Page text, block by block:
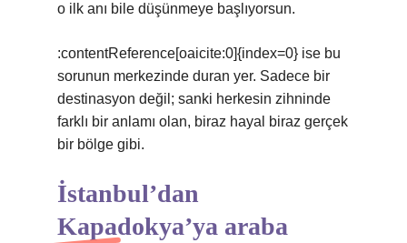
o ilk anı bile düşünmeye başlıyorsun.
:contentReference[oaicite:0]{index=0} ise bu
sorunun merkezinde duran yer. Sadece bir
destinasyon değil; sanki herkesin zihninde
farklı bir anlamı olan, biraz hayal biraz gerçek
bir bölge gibi.
İstanbul’dan
Kapadokya’ya araba